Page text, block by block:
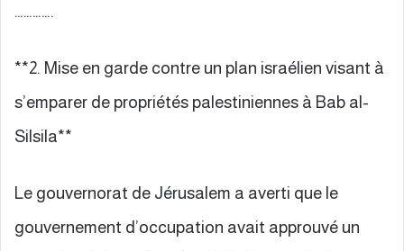
………….
**2. Mise en garde contre un plan israélien visant à
s’emparer de propriétés palestiniennes à Bab al-
Silsila**
Le gouvernorat de Jérusalem a averti que le
gouvernement d’occupation avait approuvé un